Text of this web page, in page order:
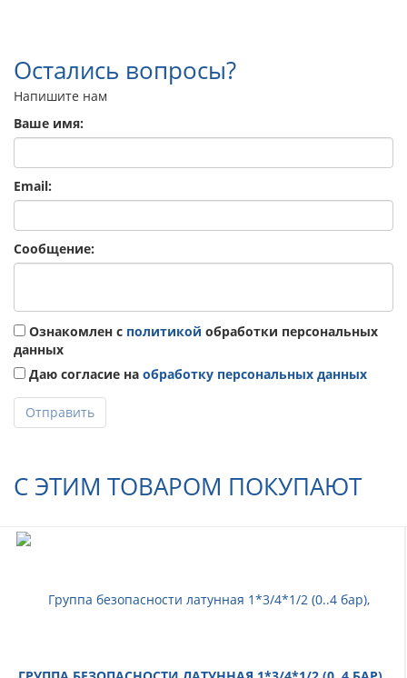
Остались вопросы?
Напишите нам
Ваше имя:
Email:
Сообщение:
Ознакомлен с политикой обработки персональных
данных
Даю согласие на обработку персональных данных
Отправить
С ЭТИМ ТОВАРОМ ПОКУПАЮТ